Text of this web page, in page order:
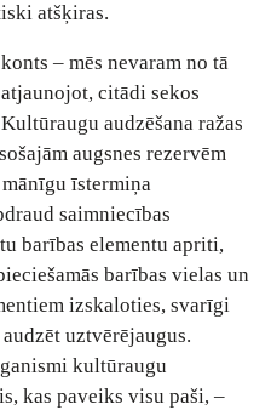
atšķiras.
– mēs nevaram no tā
citādi sekos
audzēšana ražas
augsnes rezervēm
īstermiņa
saimniecības
barības elementu apriti,
barības vielas un
izskaloties, svarīgi
uztvērējaugus.
kultūraugu
kas paveiks visu paši, –